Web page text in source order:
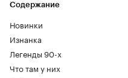
Содержание
Новинки
Изнанка
Легенды 90-х
Что там у них